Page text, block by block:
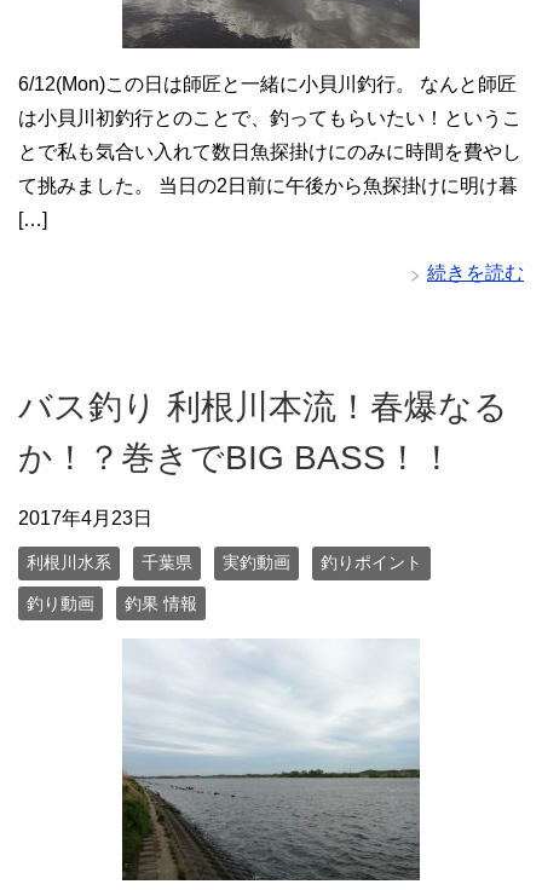
6/12(Mon)この日は師匠と一緒に小貝川釣行。 なんと師匠
は小貝川初釣行とのことで、釣ってもらいたい！というこ
とで私も気合い入れて数日魚探掛けにのみに時間を費やし
て挑みました。 当日の2日前に午後から魚探掛けに明け暮
[…]
続きを読む
バス釣り 利根川本流！春爆なる
か！？巻きでBIG BASS！！
2017年4月23日
利根川水系 千葉県 実釣動画 釣りポイント
釣り動画 釣果 情報